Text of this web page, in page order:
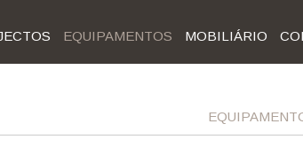
EQUIPAMENTOS MOBILIÁRIO